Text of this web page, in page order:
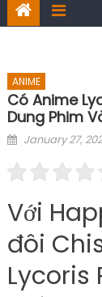
ANIME
Có Anime
Dung Phim
Posted
January 27,
Với
đôi
Lycoris